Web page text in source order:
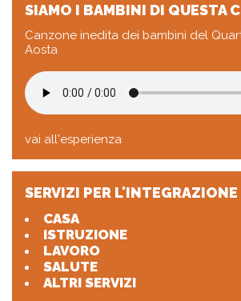
SIAMO I BAMBINI DI QUESTA
Canzone inedita dei bambini del
Aosta
vai all'esperienza
SERVIZI PER L'INTEGRAZIONE
CASA
ISTRUZIONE
LAVORO
SALUTE
ALTRI SERVIZI